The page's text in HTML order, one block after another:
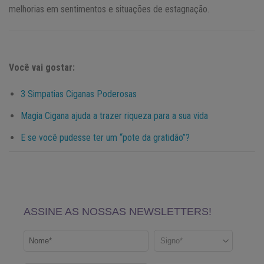
melhorias em sentimentos e situações de estagnação.
Você vai gostar:
3 Simpatias Ciganas Poderosas
Magia Cigana ajuda a trazer riqueza para a sua vida
E se você pudesse ter um “pote da gratidão”?